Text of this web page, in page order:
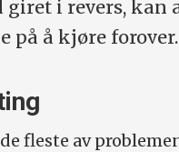
giret i revers, kan
på å kjøre forover.
fleste av